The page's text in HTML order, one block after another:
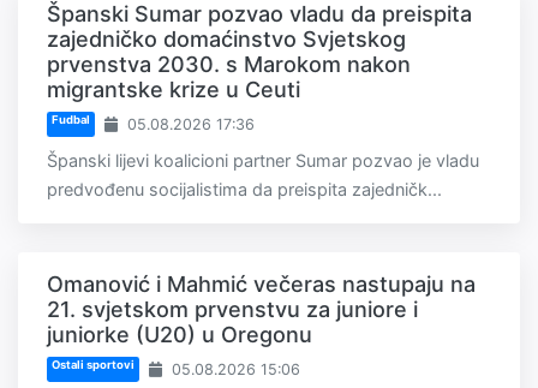
Španski Sumar pozvao vladu da preispita
zajedničko domaćinstvo Svjetskog
prvenstva 2030. s Marokom nakon
migrantske krize u Ceuti
Fudbal 05.08.2026 17:36
Španski lijevi koalicioni partner Sumar pozvao je vladu
predvođenu socijalistima da preispita zajedničk...
Omanović i Mahmić večeras nastupaju na
21. svjetskom prvenstvu za juniore i
juniorke (U20) u Oregonu
Ostali sportovi 05.08.2026 15:06